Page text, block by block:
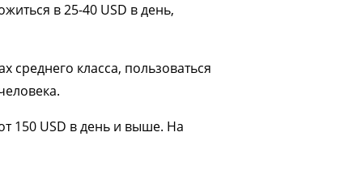
в 25-40 USD в день,
среднего класса, пользоваться
150 USD в день и выше. На